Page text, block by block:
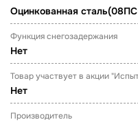
Оцинкованная
Функция снегозадержания
Нет
Товар участвует в акции
Нет
Производитель